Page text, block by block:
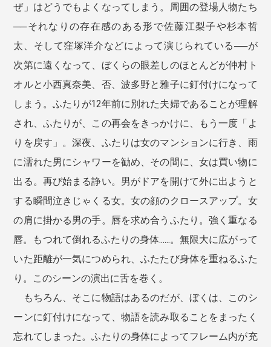
ぜ」はどうでもよくなってしまう。周囲の登場人物たち
──それなりの存在感のある形で佐藤江梨子や杉本哲
太、そして窪塚洋介などによって演じられている──が
次第に遠くなって、ぼくらの眼差しのほとんどが仲村ト
オルと小西真奈美、否、波多野と雅子に釘付けになって
しまう。ふたりが12年前に別れた夫婦であることが理解
され、ふたりが、この再会をきっかけに、もう一度「よ
りを戻す」。深夜、ふたりは女のマンションに行き、雨
に濡れた男にシャワーを勧め、その間に、女は買い物に
出る。再び始まる諍い。男がドアを開けて外に出ようと
する瞬間泣きじゃくる女。女の顔のクロースアップ。女
の肩に掛かる男の手。唇を求め合うふたり。強く重なる
唇。もつれて倒れるふたりの身体……。無限大に広がって
いた距離が一気につめられ、ふたたび身体を重ねるふた
り。このシーンの演出に舌を巻く。
もちろん、そこに物語はあるのだが、ぼくは、このシ
ーンに釘付けになって、物語を読み取ることをまったく
忘れてしまった。ふたりの身体によってフレーム内が充